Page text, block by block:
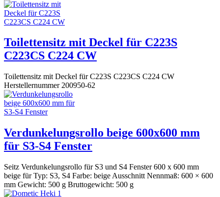
Toilettensitz mit Deckel für C223S
C223CS C224 CW
Toilettensitz mit Deckel für C223S C223CS C224 CW
Herstellernummer 200950-62
Verdunkelungsrollo beige 600x600 mm
für S3-S4 Fenster
Seitz Verdunkelungsrollo für S3 und S4 Fenster 600 x 600 mm
beige für Typ: S3, S4 Farbe: beige Ausschnitt Nennmaß: 600 × 600
mm Gewicht: 500 g Bruttogewicht: 500 g